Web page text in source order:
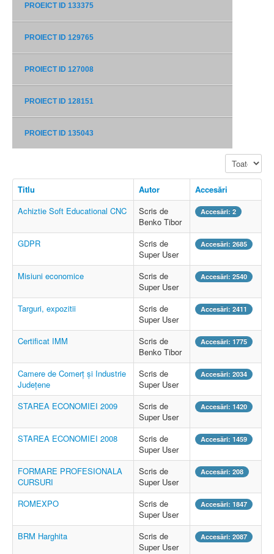
PROEICT ID 133375
PROIECT ID 129765
PROIECT ID 127008
PROIECT ID 128151
PROIECT ID 135043
Afișare #
Titlu Autor
Accesări
Achiztie Soft Educational CNC
Scris de
Benko Tibor
Accesări: 2
GDPR
Scris de
Super User
Accesări: 2685
Misiuni economice
Scris de
Super User
Accesări: 2540
Targuri, expozitii
Scris de
Super User
Accesări: 2411
Certificat IMM
Scris de
Benko Tibor
Accesări: 1775
Camere de Comerţ şi Industrie
Judeţene
Scris de
Super User
Accesări: 2034
STAREA ECONOMIEI 2009
Scris de
Super User
Accesări: 1420
STAREA ECONOMIEI 2008
Scris de
Super User
Accesări: 1459
FORMARE PROFESIONALA
CURSURI
Scris de
Super User
Accesări: 208
ROMEXPO
Scris de
Super User
Accesări: 1847
BRM Harghita
Scris de
Super User
Accesări: 2087